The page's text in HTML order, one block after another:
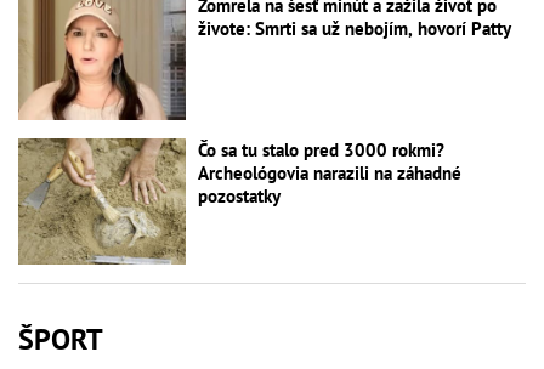
Zomrela na šesť minút a zažila život po
živote: Smrti sa už nebojím, hovorí Patty
Čo sa tu stalo pred 3000 rokmi?
Archeológovia narazili na záhadné
pozostatky
ŠPORT